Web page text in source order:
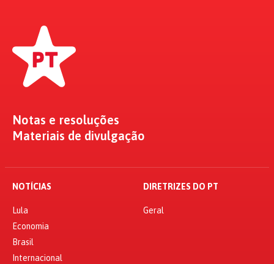
Notas e resoluções
Materiais de divulgação
NOTÍCIAS
Lula
Economia
Brasil
Internacional
DIRETRIZES DO PT
Geral